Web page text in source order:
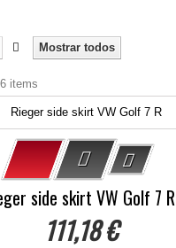
Mostrar todos
items
side skirt VW Golf 7 R
111,18 €